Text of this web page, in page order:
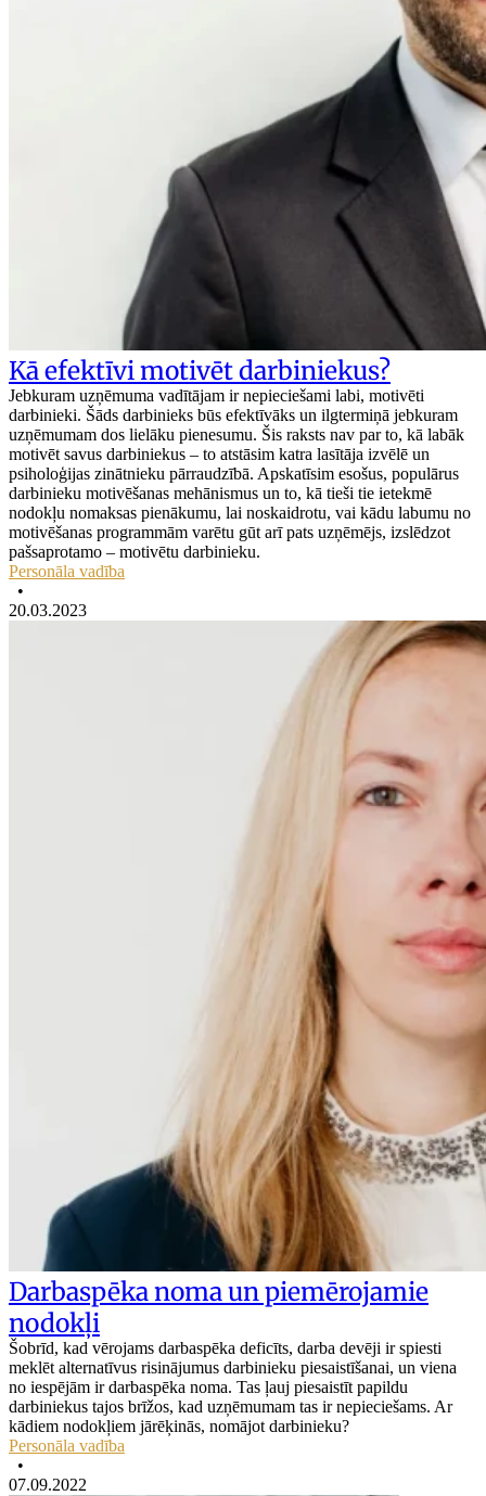
Kā efektīvi motivēt darbiniekus?
Jebkuram uzņēmuma vadītājam ir nepieciešami labi, motivēti
darbinieki. Šāds darbinieks būs efektīvāks un ilgtermiņā jebkuram
uzņēmumam dos lielāku pienesumu. Šis raksts nav par to, kā labāk
motivēt savus darbiniekus – to atstāsim katra lasītāja izvēlē un
psiholoģijas zinātnieku pārraudzībā. Apskatīsim esošus, populārus
darbinieku motivēšanas mehānismus un to, kā tieši tie ietekmē
nodokļu nomaksas pienākumu, lai noskaidrotu, vai kādu labumu no
motivēšanas programmām varētu gūt arī pats uzņēmējs, izslēdzot
pašsaprotamo – motivētu darbinieku.
Personāla vadība
•
20.03.2023
Darbaspēka noma un piemērojamie
nodokļi
Šobrīd, kad vērojams darbaspēka deficīts, darba devēji ir spiesti
meklēt alternatīvus risinājumus darbinieku piesaistīšanai, un viena
no iespējām ir darbaspēka noma. Tas ļauj piesaistīt papildu
darbiniekus tajos brīžos, kad uzņēmumam tas ir nepieciešams. Ar
kādiem nodokļiem jārēķinās, nomājot darbinieku?
Personāla vadība
•
07.09.2022